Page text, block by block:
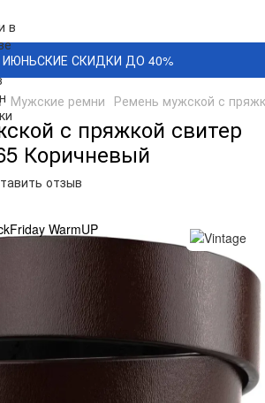
СКИДКИ ДО 40%
Мужские ремни Ремень мужской с
с пряжкой свитер
Коричневый
отзыв